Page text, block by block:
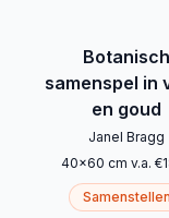
Botanisch
samenspel in
en goud
Janel Bragg
40x60 cm v.a. €
Samenstellen